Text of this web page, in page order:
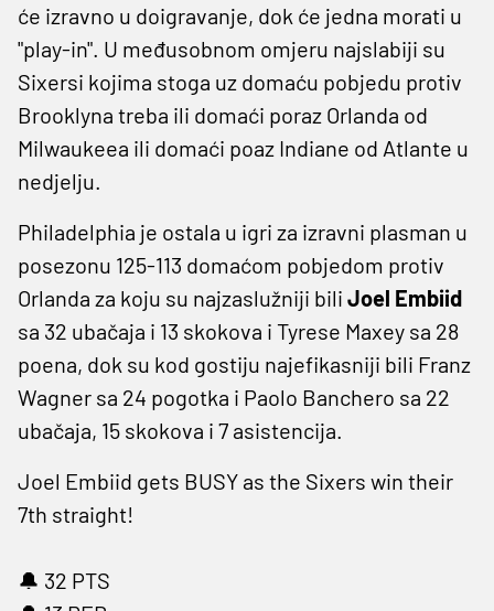
će izravno u doigravanje, dok će jedna morati u
"play-in". U međusobnom omjeru najslabiji su
Sixersi kojima stoga uz domaću pobjedu protiv
Brooklyna treba ili domaći poraz Orlanda od
Milwaukeea ili domaći poaz Indiane od Atlante u
nedjelju.
Philadelphia je ostala u igri za izravni plasman u
posezonu 125-113 domaćom pobjedom protiv
Orlanda za koju su najzaslužniji bili Joel Embiid
sa 32 ubačaja i 13 skokova i Tyrese Maxey sa 28
poena, dok su kod gostiju najefikasniji bili Franz
Wagner sa 24 pogotka i Paolo Banchero sa 22
ubačaja, 15 skokova i 7 asistencija.
Joel Embiid gets BUSY as the Sixers win their
7th straight!
🔔 32 PTS